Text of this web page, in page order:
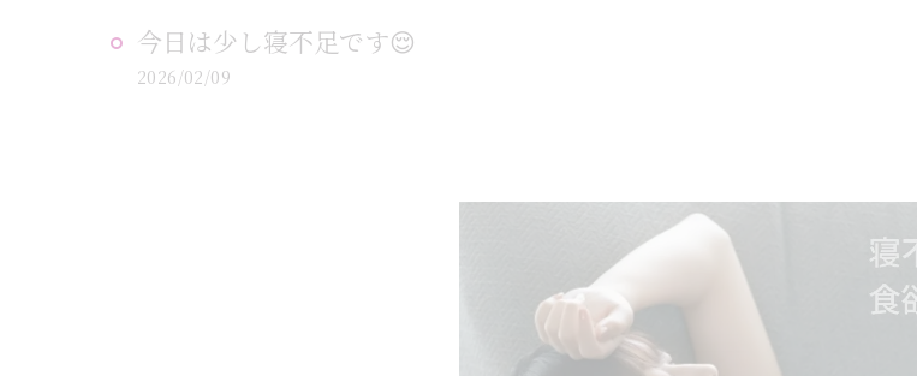
今日は少し寝不足です😌
2026/02/09